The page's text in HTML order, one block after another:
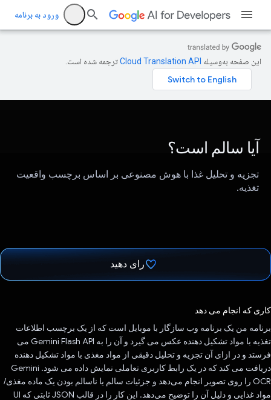
ورود به برنامه
این صفحه به‌وسیله ترجمه شده است.
آیا سالم است؟
تجزیه و تحلیل غذا با هوش مصنوعی بر اساس برچسب واقعیت
تغذیه.
رای دهید
کاری که انجام می دهد
برنامه من یک برنامه وب سازگار با موبایل است که از یک برچسب اطلاعات
تغذیه با مواد تشکیل دهنده عکس می گیرد و آن را به Gemini Flash API می
فرستد و در ازای آن تجزیه و تحلیل دقیقی از مواد مغذی با مواد تشکیل دهنده
دریافت می کند که در یک رابط کاربری تعاملی نمایش داده می شود. Gemini
OCR را روی تصویر انجام می‌دهد و جزئیات سالم یا ناسالم بودن یک ماده مغذی/
مواد غذایی و دلیل آن را توضیح می‌دهد. این کار را در قالب JSON ثابتی که UI